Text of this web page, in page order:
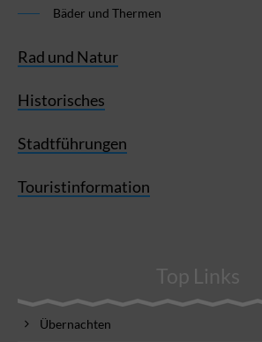
Bäder und Thermen
Rad und Natur
Historisches
Stadtführungen
Touristinformation
Top Links
Übernachten